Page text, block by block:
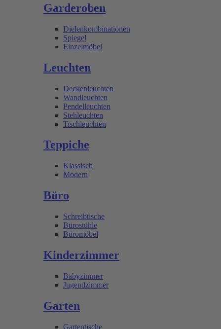
Garderoben
Dielenkombinationen
Spiegel
Einzelmöbel
Leuchten
Deckenleuchten
Wandleuchten
Pendelleuchten
Stehleuchten
Tischleuchten
Teppiche
Klassisch
Modern
Büro
Schreibtische
Bürostühle
Büromöbel
Kinderzimmer
Babyzimmer
Jugendzimmer
Garten
Gartentische